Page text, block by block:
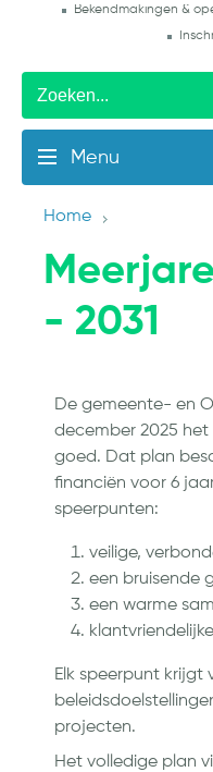
Bekendmakingen &
Menu
Home
- 2031
De gemeente- en
december 2025 het
goed. Dat plan
financiën voor 6
speerpunten:
veilige,
een bruisende
een warme
Elk speerpunt krijgt
projecten.
Het volledige plan